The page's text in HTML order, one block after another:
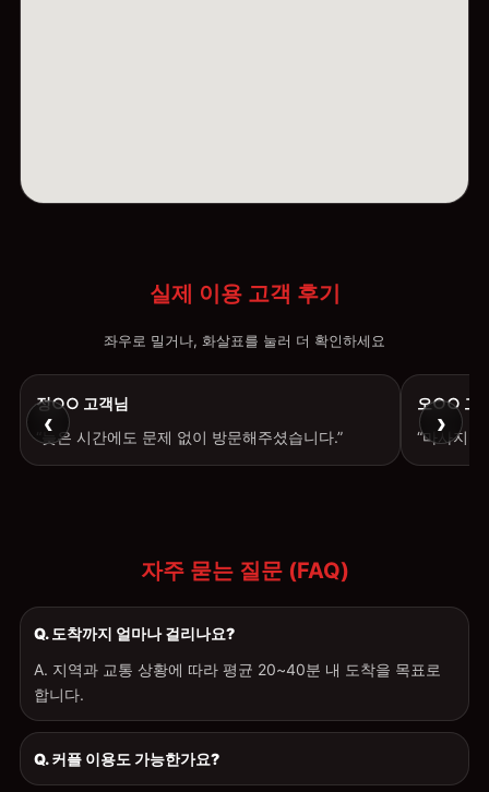
실제 이용 고객 후기
좌우로 밀거나, 화살표를 눌러 더 확인하세요
‹
정○○ 고객님
“늦은 시간에도 문제 없이 방문해주셨습니다.”
오○○ 고
“마사지
›
자주 묻는 질문 (FAQ)
Q. 도착까지 얼마나 걸리나요?
A. 지역과 교통 상황에 따라 평균 20~40분 내 도착을 목표로
합니다.
Q. 커플 이용도 가능한가요?